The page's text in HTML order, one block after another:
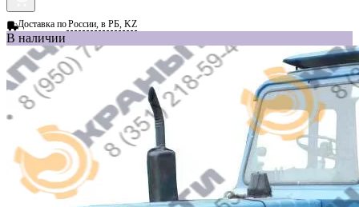
Доставка поРоссии, в РБ, KZ
В наличии